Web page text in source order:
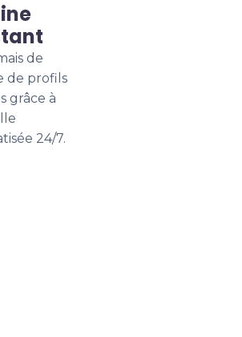
de
de profils
grâce à
24/7.